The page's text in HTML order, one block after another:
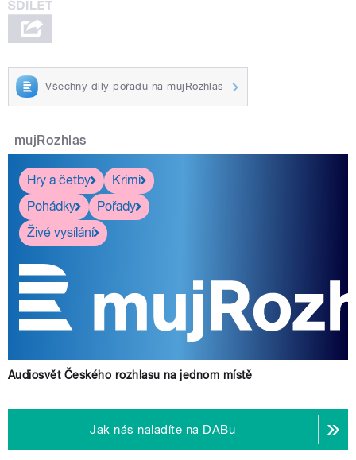
Všechny díly pořadu na mujRozhlas
mujRozhlas
Hry a četby
Krimi
Pohádky
Pořady
Živé vysílání
Audiosvět Českého rozhlasu na jednom místě
Jak nás naladíte na DABu